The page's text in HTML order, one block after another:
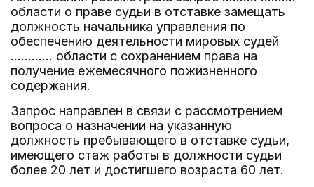
области о праве судьи в отставке замещать
должность начальника управления по
обеспечению деятельности мировых судей
............ области с сохранением права на
получение ежемесячного пожизненного
содержания.
Запрос направлен в связи с рассмотрением
вопроса о назначении на указанную
должность пребывающего в отставке судьи,
имеющего стаж работы в должности судьи
более 20 лет и достигшего возраста 60 лет.